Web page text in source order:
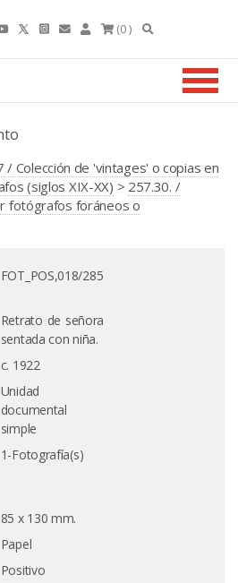
(0 )
/ Colección de 'vintages' o copias en
(siglos XIX-XX) > 257.30. /
fotógrafos foráneos o
FOT_POS,018/285
Retrato de señora
sentada con niña.
c. 1922
Unidad
documental
simple
1-Fotografía(s)
85 x 130 mm.
Papel
Positivo